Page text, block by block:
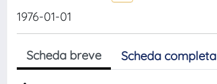
1976-01-01
Scheda breve Scheda completa